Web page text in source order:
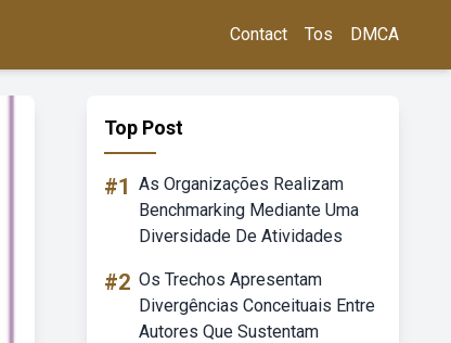
Contact Tos DMCA
Top Post
#1 As Organizações Realizam
Benchmarking Mediante Uma
Diversidade De Atividades
#2 Os Trechos Apresentam
Divergências Conceituais Entre
Autores Que Sustentam